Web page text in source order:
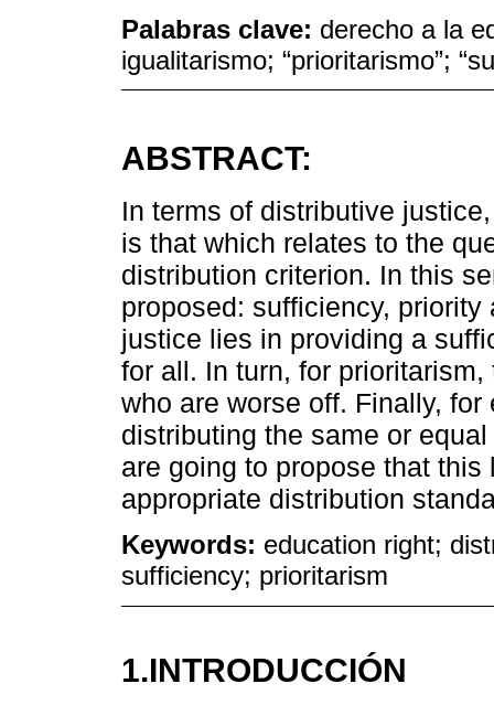
Palabras clave: derecho a la
igualitarismo; “prioritarismo”;
ABSTRACT:
In terms of distributive
is that which relates to the
distribution criterion. In this
proposed: sufficiency,
justice lies in providing a
for all. In turn, for
who are worse off. Finally,
distributing the same or
are going to propose that
appropriate distribution
Keywords: education right;
sufficiency; prioritarism
1.INTRODUCCIÓN